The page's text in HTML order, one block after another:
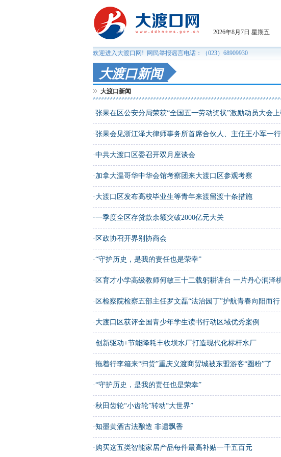
大渡口新闻
大渡口新闻
·张果在区公安分局荣获“全国五一劳动奖状”激励动员大会
·张果会见浙江泽大律师事务所首席合伙人、主任王小军一
·中共大渡口区委召开双月座谈会
· 加拿大温哥华中华会馆考察团来大渡口区参观考察
· 大渡口区发布高校毕业生等青年来渡留渡十条措施
·一季度全区存贷款余额突破2000亿元大关
· 区政协召开界别协商会
·“守护历史，是我的责任也是荣幸”
· 区育才小学高级教师何敏三十二载躬耕讲台 一片丹心润泽
· 区检察院检察五部主任罗文磊“法治园丁”护航青春向阳而行
· 大渡口区获评全国青少年学生读书行动区域优秀案例
·创新驱动+节能降耗丰收坝水厂打造现代化标杆水厂
·拖着行李箱来“扫货”重庆义渡商贸城被东盟游客“圈粉”了
·“守护历史，是我的责任也是荣幸”
·秋田齿轮“小齿轮”转动“大世界”
·知墨黄酒古法酿造 非遗飘香
· 购买这五类智能家居产品每件最高补贴一千五百元